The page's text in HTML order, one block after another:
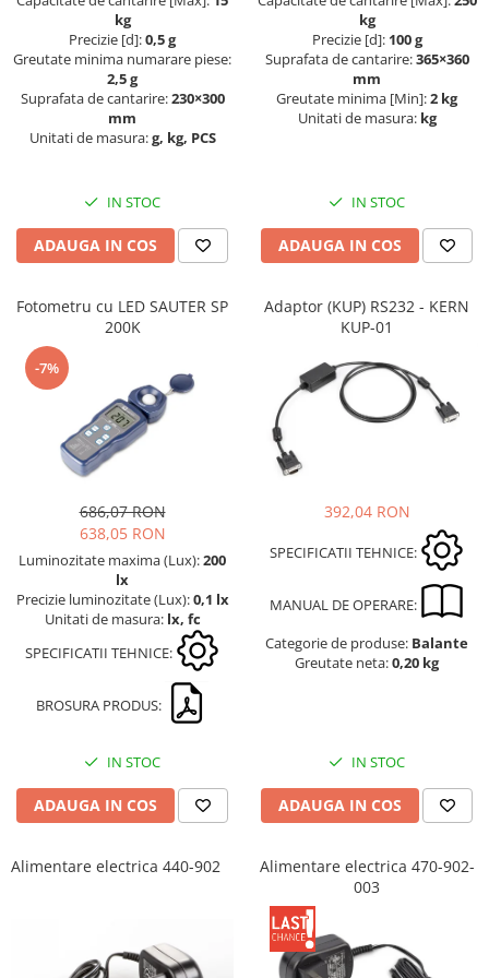
Suporti
Varf de impact
Instrumente optice
Adaptoare
Adaptor camera microscop
Cleme
Filtru Lambda
Filtru microscop
Filtru Quartz wedge
Huse de protectie
Iluminare microscop
Kit camp intunecat
Lichid calibrare
Obiective microscoape
Oculare microscop
Standuri Stereomicroscoape
Unitate contrast de faza
Standard calibrare
Scala aditionala refractometru
kg
Precizie [d]:0,5 g
Greutate minima numarare piese:
2,5 g
Suprafata de cantarire:230×300
mm
Unitati de masura:g, kg, PCS
IN STOC
ADAUGA IN COS
kg
Precizie [d]: 100 g
Suprafata de cantarire:365×360
mm
Greutate minima [Min]:2 kg
Unitati de masura: kg
IN STOC
ADAUGA IN COS
Fotometru cu LED SAUTER SP
200K
-7%
686,07 RON
638,05 RON
Luminozitate maxima (Lux):200
lx
Precizie luminozitate (Lux):0,1 lx
Unitati de masura: lx, fc
SPECIFICATII TEHNICE:
BROSURA PRODUS:
IN STOC
ADAUGA IN COS
Adaptor (KUP) RS232 - KERN
KUP-01
392,04 RON
SPECIFICATII TEHNICE:
MANUAL DE OPERARE:
Categorie de produse: Balante
Greutate neta:0,20 kg
IN STOC
ADAUGA IN COS
Alimentare electrica 440-902
Alimentare electrica 470-902-
003